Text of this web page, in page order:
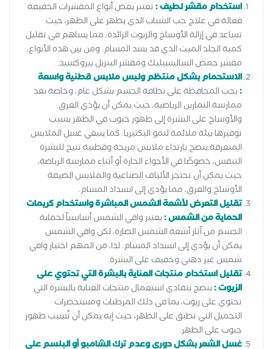
استخدام مقشر لطيف :تعتبر بعض أنواع المقشرات الخفيفة
فعالة في علاج حب الشباب الذي يظهر على الظهر، حيث
تساعد في إزالة الأوساخ والزيوت الزائدة، مما يساهم في تقليل
كمية الجلد الميت الذي قد يسد المسام. ومن بين هذه الأنواع،
مقشر حمض الساليسيليك ومقشر البنزيل بيروكسيد.
الاستحمام بشكل منتظم ولبس ملابس قطنية واسعة
:يجب المحافظة على نظافة الجسم بشكل عام، وخاصة بعد
ممارسة التمارين الرياضية، حيث يمكن أن يؤدي العرق
والأوساخ على البشرة إلى ظهور حبوب في الظهر بسبب
توفيرها بيئة ملائمة لنمو البكتيريا. كما ينبغي غسل الملابس
المتعرقة.ينصح بارتداء ملابس مريحة وقطنية تتيح للبشرة
التنفس، خصوصًا في الأجواء الحارة أو أثناء ممارسة الرياضة،
حيث يمكن أن تحتجز الألياف الصناعية والملابس الضيقة
الأوساخ والعرق، مما يؤدي إلى انسداد المسام.
تقليل التعرض لأشعة الشمس المباشرة واستخدام كريمات
الحماية من الشمس :يعتبر واقي الشمس أساسياً لحماية
الجسم من آثار أشعة الشمس الضارة، لكن واقي الشمس
يمكن أن يؤدي إلى انسداد المسام. لذا، من المهم اختيار واقي
شمس غير دهني وخفيف على البشرة.
تقليل استخدام منتجات العناية بالبشرة التي تحتوي على
الزيوت :ينصح بتفادي استعمال منتجات العناية بالبشرة التي
تحتوي على زيوت، بما في ذلك المرطبات ومستحضرات
التجميل التي تطبق على الظهر، حيث إنه يمكن أن تُسبب ظهور
حبوب على الظهر.
غسل الشعر بشكل دوري وعدم ترك الشامبو أو البلسم على